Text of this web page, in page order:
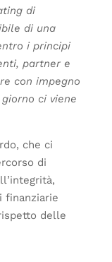
di
di una
i principi
partner e
con impegno
ci viene
che ci
di
finanziarie
delle